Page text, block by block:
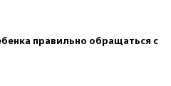
правильно обращаться с